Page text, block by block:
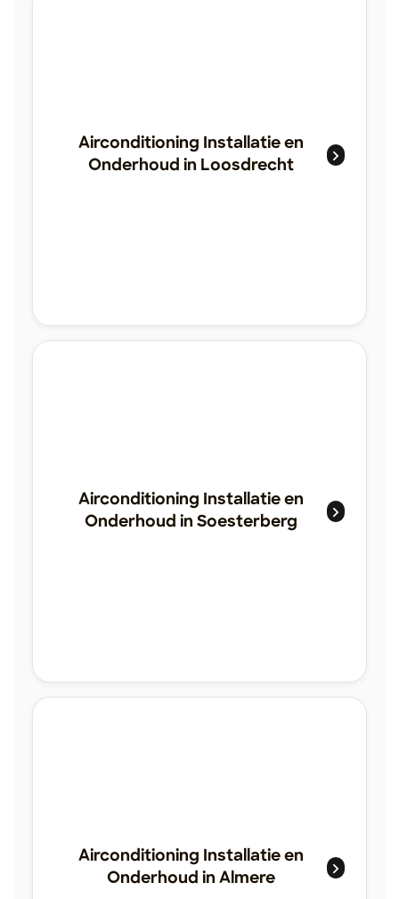
Airconditioning Installatie en
Onderhoud in Loosdrecht
Airconditioning Installatie en
Onderhoud in Soesterberg
Airconditioning Installatie en
Onderhoud in Almere